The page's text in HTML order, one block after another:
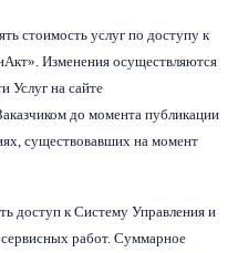
стоимость услуг по доступу к
Изменения осуществляются
Услуг на сайте
до момента публикации
существовавших на момент
доступ к Систему Управления и
работ. Суммарное